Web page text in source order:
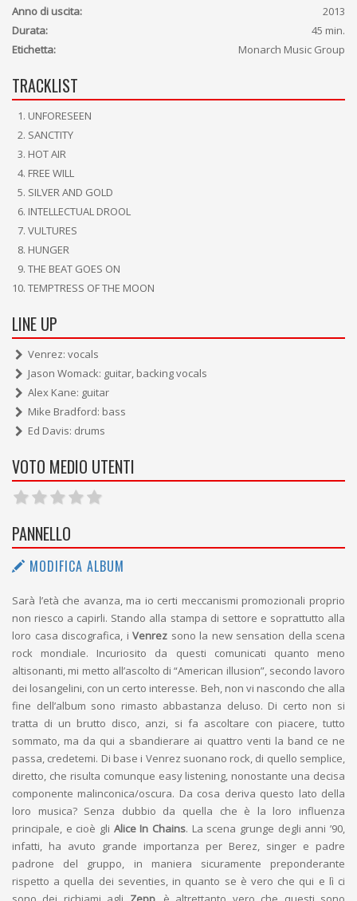
Anno di uscita:
2013
Durata:
45 min.
Etichetta:
Monarch Music Group
TRACKLIST
UNFORESEEN
SANCTITY
HOT AIR
FREE WILL
SILVER AND GOLD
INTELLECTUAL DROOL
VULTURES
HUNGER
THE BEAT GOES ON
TEMPTRESS OF THE MOON
LINE UP
Venrez: vocals
Jason Womack: guitar, backing vocals
Alex Kane: guitar
Mike Bradford: bass
Ed Davis: drums
VOTO MEDIO UTENTI
PANNELLO
MODIFICA ALBUM
Sarà l’età che avanza, ma io certi meccanismi promozionali proprio
non riesco a capirli. Stando alla stampa di settore e soprattutto alla
loro casa discografica, i Venrez sono la new sensation della scena
rock mondiale. Incuriosito da questi comunicati quanto meno
altisonanti, mi metto all’ascolto di “American illusion”, secondo lavoro
dei losangelini, con un certo interesse. Beh, non vi nascondo che alla
fine dell’album sono rimasto abbastanza deluso. Di certo non si
tratta di un brutto disco, anzi, si fa ascoltare con piacere, tutto
sommato, ma da qui a sbandierare ai quattro venti la band ce ne
passa, credetemi. Di base i Venrez suonano rock, di quello semplice,
diretto, che risulta comunque easy listening, nonostante una decisa
componente malinconica/oscura. Da cosa deriva questo lato della
loro musica? Senza dubbio da quella che è la loro influenza
principale, e cioè gli Alice In Chains. La scena grunge degli anni ’90,
infatti, ha avuto grande importanza per Berez, singer e padre
padrone del gruppo, in maniera sicuramente preponderante
rispetto a quella dei seventies, in quanto se è vero che qui e lì ci